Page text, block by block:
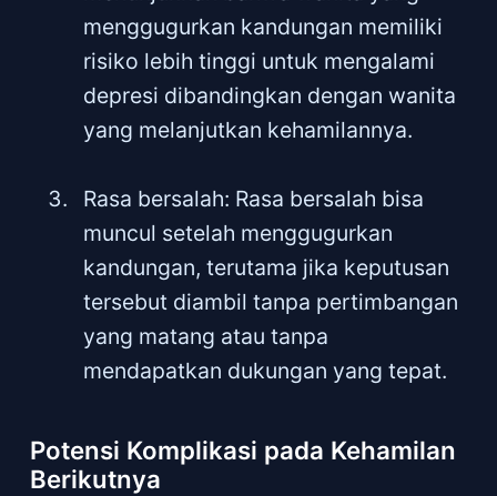
menggugurkan kandungan memiliki
risiko lebih tinggi untuk mengalami
depresi dibandingkan dengan wanita
yang melanjutkan kehamilannya.
Rasa bersalah: Rasa bersalah bisa
muncul setelah menggugurkan
kandungan, terutama jika keputusan
tersebut diambil tanpa pertimbangan
yang matang atau tanpa
mendapatkan dukungan yang tepat.
Potensi Komplikasi pada Kehamilan
Berikutnya